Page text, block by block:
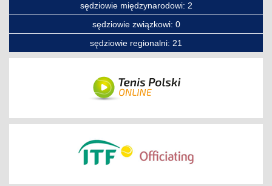
sędziowie międzynarodowi: 2
sędziowie związkowi: 0
sędziowie regionalni: 21